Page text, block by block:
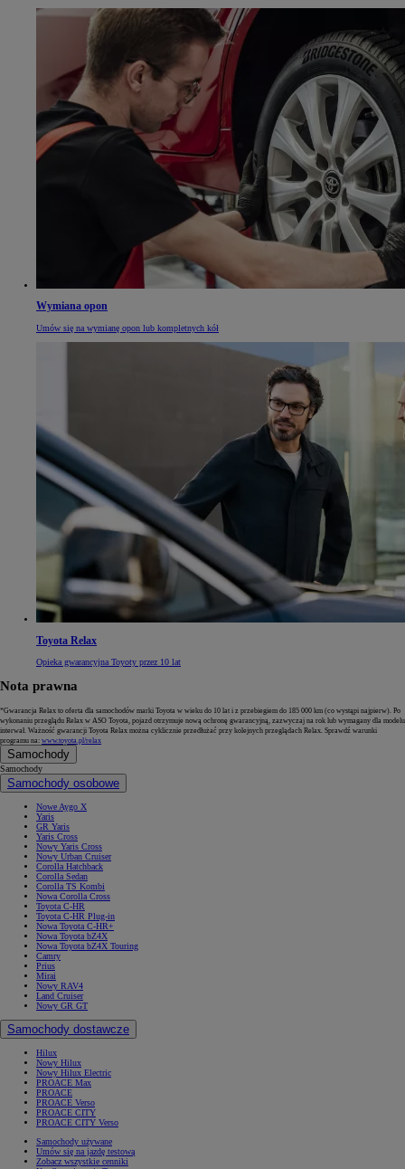
Wymiana opon
Umów się na wymianę opon lub kompletnych kół
Toyota Relax
Opieka gwarancyjna Toyoty przez 10 lat
Nota prawna
*Gwarancja Relax to oferta dla samochodów marki Toyota w wieku do 10 lat i z przebiegiem do 185 000 km (co wystąpi najpierw). Po
wykonaniu przeglądu Relax w ASO Toyota, pojazd otrzymuje nową ochronę gwarancyjną, zazwyczaj na rok lub wymagany dla modelu
interwał. Ważność gwarancji Toyota Relax można cyklicznie przedłużać przy kolejnych przeglądach Relax. Sprawdź warunki
programu na: www.toyota.pl/relax
Samochody
Samochody
Samochody osobowe
Nowe Aygo X
Yaris
GR Yaris
Yaris Cross
Nowy Yaris Cross
Nowy Urban Cruiser
Corolla Hatchback
Corolla Sedan
Corolla TS Kombi
Nowa Corolla Cross
Toyota C-HR
Toyota C-HR Plug-in
Nowa Toyota C-HR+
Nowa Toyota bZ4X
Nowa Toyota bZ4X Touring
Camry
Prius
Mirai
Nowy RAV4
Land Cruiser
Nowy GR GT
Samochody dostawcze
Hilux
Nowy Hilux
Nowy Hilux Electric
PROACE Max
PROACE
PROACE Verso
PROACE CITY
PROACE CITY Verso
Samochody używane
Umów się na jazdę testową
Zobacz wszystkie cenniki